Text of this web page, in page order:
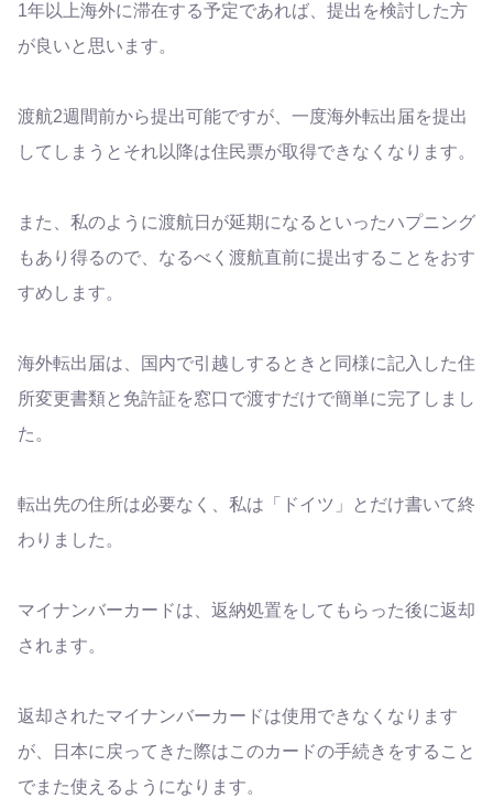
1年以上海外に滞在する予定であれば、提出を検討した方
が良いと思います。
渡航2週間前から提出可能ですが、一度海外転出届を提出
してしまうとそれ以降は住民票が取得できなくなります。
また、私のように渡航日が延期になるといったハプニング
もあり得るので、なるべく渡航直前に提出することをおす
すめします。
海外転出届は、国内で引越しするときと同様に記入した住
所変更書類と免許証を窓口で渡すだけで簡単に完了しまし
た。
転出先の住所は必要なく、私は「ドイツ」とだけ書いて終
わりました。
マイナンバーカードは、返納処置をしてもらった後に返却
されます。
返却されたマイナンバーカードは使用できなくなります
が、日本に戻ってきた際はこのカードの手続きをすること
でまた使えるようになります。